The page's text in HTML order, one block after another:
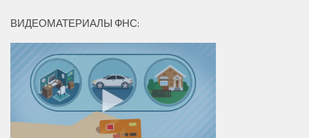
ВИДЕОМАТЕРИАЛЫ ФНС: